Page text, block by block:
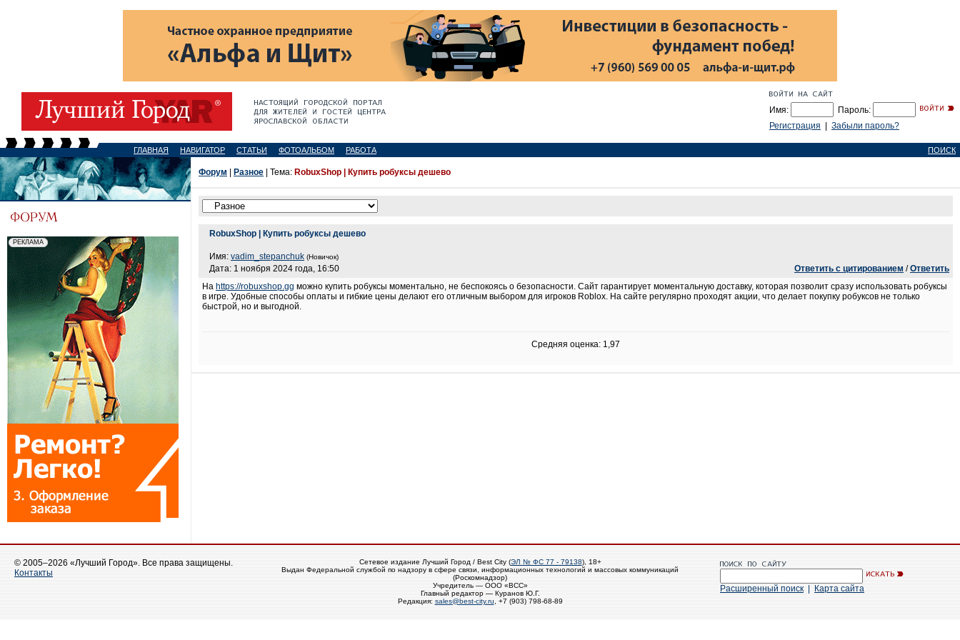
Имя:
Пароль:
Регистрация
Забыли пароль?
ГЛАВНАЯ НАВИГАТОР СТАТЬИ ФОТОАЛЬБОМ РАБОТА ПОИСК
Форум Разное | Тема: RobuxShop | Купить робуксы дешево
RobuxShop | Купить робуксы дешево
Имя: vadim_stepanchuk (Новичок)
Дата: 1 ноября 2024 года, 16:50 Ответить с цитированием /Ответить
На https://robuxshop.gg можно купить робуксы моментально, не беспокоясь о безопасности. Сайт гарантирует моментальную доставку, которая позволит сразу использовать робуксы
в игре. Удобные способы оплаты и гибкие цены делают его отличным выбором для игроков Roblox. На сайте регулярно проходят акции, что делает покупку робуксов не только
быстрой, но и выгодной.
Средняя оценка: 1,97
© 2005–2026 «Лучший Город». Все права защищены.
Контакты
Сетевое издание Лучший Город / Best City (ЭЛ № ФС 77 - 79138), 18+
Выдан Федеральной службой по надзору в сфере связи, информационных технологий и массовых коммуникаций
(Роскомнадзор)
Учредитель — ООО «ВСС»
Главный редактор — Куранов Ю.Г.
Редакция: sales@best-city.ru , +7 (903) 798-68-89
Расширенный поиск Карта сайта